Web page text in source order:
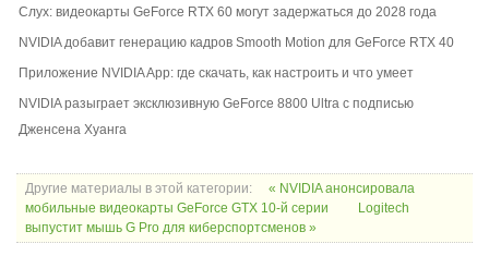
Слух: видеокарты GeForce RTX 60 могут задержаться до 2028 года
NVIDIA добавит генерацию кадров Smooth Motion для GeForce RTX 40
Приложение NVIDIA App: где скачать, как настроить и что умеет
NVIDIA разыграет эксклюзивную GeForce 8800 Ultra с подписью
Дженсена Хуанга
Другие материалы в этой категории:
« NVIDIA анонсировала
мобильные видеокарты GeForce GTX 10-й серии
Logitech
выпустит мышь G Pro для киберспортсменов »